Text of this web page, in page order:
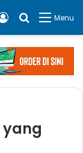
Menu
Cari apa,
Log In
yang